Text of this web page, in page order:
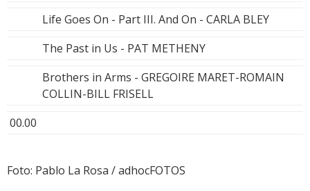
Life Goes On - Part III. And On - CARLA BLEY
The Past in Us - PAT METHENY
Brothers in Arms - GREGOIRE MARET-ROMAIN
COLLIN-BILL FRISELL
00.00
Foto: Pablo La Rosa / adhocFOTOS